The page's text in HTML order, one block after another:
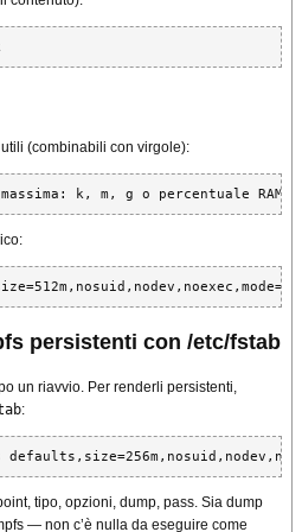
(combinabili con virgole):
k, m, g o percentuale
persistenti con /etc/fstab
un riavvio. Per renderli persistenti,
:
tipo, opzioni, dump, pass. Sia dump
— non c’è nulla da eseguire come